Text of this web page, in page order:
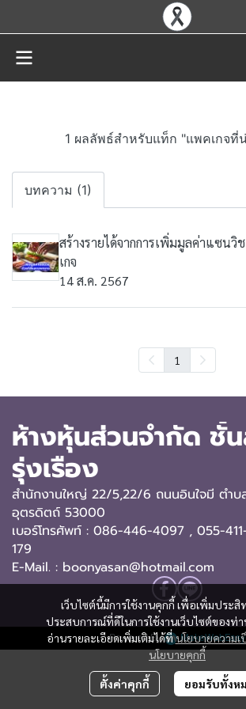
1 ผลลัพธ์สำหรับแท็ก "แพคเกจที่
บทความ (1)
สร้างรายได้จากการเพิ่มมูลค่าแซนวิ
เกจ
14 ส.ค. 2567
1
เว็บไซต์นี้มีการใช้งานคุกกี้ เพื่อเพิ่มประ
ประสบการณ์ที่ดีในการใช้งานเว็บไซต์ของท่
อ่านรายละเอียดเพิ่มเติมได้ที่นโยบายความ
นโยบายคุกกี้
ตั้งค่าคุกกี้ ยอมรับทั้งห
ห้างหุ้นส่วนจำกัด
รุ่งเรือง
สำนักงานใหญ่ 22/5,22/6 ถนนอินใจมี ตำบ
อุตรดิตถ์ 53000
เบอร์โทรศัพท์ : 086-446-4097 , 055-
179
E-Mail. : boonyasan@hotmail.com
Powered By MakeWebEasy